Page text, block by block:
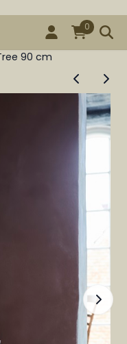
0
90 cm